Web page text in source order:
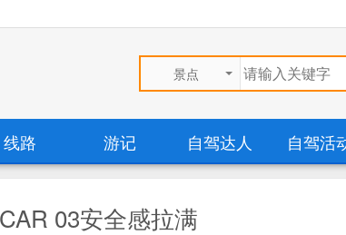
景点
线路 游记 自驾达人 自驾活
03安全感拉满